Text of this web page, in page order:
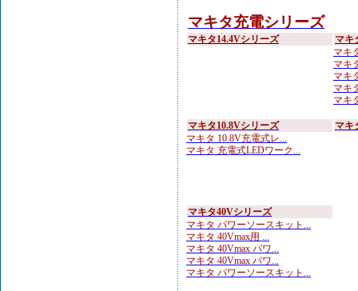
マキタ充電シリーズ
マキタ14.4Vシリーズ
マキ
マキ
マキ
マキ
マキ
マキ
マキタ10.8Vシリーズ
マキタ 10.8V充電式レ...
マキタ 充電式LEDワーク...
マキ
マキタ40Vシリーズ
マキタ パワーソースキット...
マキタ 40Vmax用 ...
マキタ 40Vmax パワ...
マキタ 40Vmax パワ...
マキタ パワーソースキット...